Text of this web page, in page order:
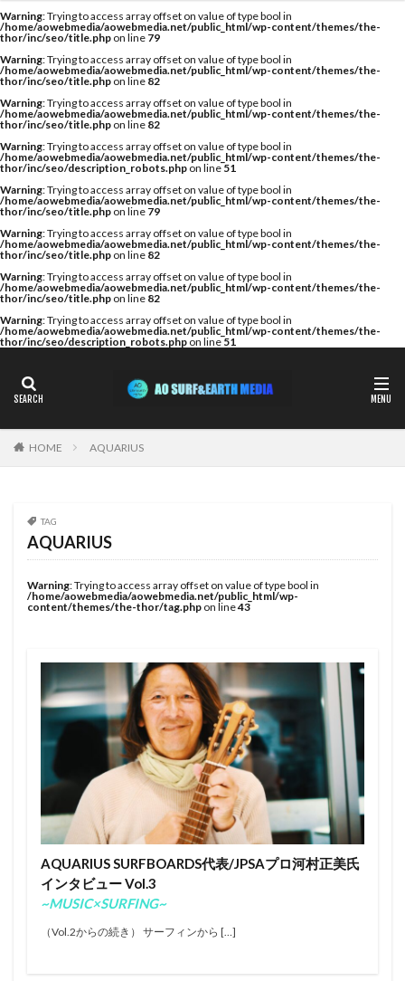
Warning: Trying to access array offset on value of type bool in
/home/aowebmedia/aowebmedia.net/public_html/wp-content/themes/the-
thor/inc/seo/title.php on line 79
Warning: Trying to access array offset on value of type bool in
/home/aowebmedia/aowebmedia.net/public_html/wp-content/themes/the-
thor/inc/seo/title.php on line 82
Warning: Trying to access array offset on value of type bool in
/home/aowebmedia/aowebmedia.net/public_html/wp-content/themes/the-
thor/inc/seo/title.php on line 82
Warning: Trying to access array offset on value of type bool in
/home/aowebmedia/aowebmedia.net/public_html/wp-content/themes/the-
thor/inc/seo/description_robots.php on line51
Warning: Trying to access array offset on value of type bool in
/home/aowebmedia/aowebmedia.net/public_html/wp-content/themes/the-
thor/inc/seo/title.php on line 79
Warning: Trying to access array offset on value of type bool in
/home/aowebmedia/aowebmedia.net/public_html/wp-content/themes/the-
thor/inc/seo/title.php on line 82
Warning: Trying to access array offset on value of type bool in
/home/aowebmedia/aowebmedia.net/public_html/wp-content/themes/the-
thor/inc/seo/title.php on line 82
Warning: Trying to access array offset on value of type bool in
/home/aowebmedia/aowebmedia.net/public_html/wp-content/themes/the-
thor/inc/seo/description_robots.php on line51
HOME AQUARIUS
TAG
AQUARIUS
Warning: Trying to access array offset on value of type bool in
/home/aowebmedia/aowebmedia.net/public_html/wp-
content/themes/the-thor/tag.php on line43
AQUARIUS SURFBOARDS代表/JPSAプロ河村正美氏
インタビュー Vol.3
~MUSIC×SURFING~
（Vol.2からの続き） サーフィンから […]
タグ
A WING AIR AIRTIGHT
AQUARIUS
AQUARIUS SURFBOARDS
AWING
AXXE
BAGUSE
Billabong Bryce Young
Camuy Surfboards
Captains Helm
CHABO
DOVE
Fin Less FIREWIRE
GOTCHA
Harlem Surfboards
HOBIE
HURLEY
HYUGA PRO
Indonesia
ISA World Longboard Championship
Japan Open of Surfing
Java
John John Florence
KILLER SURF
KILLER SURF 宮崎
Krui Pro
Pearth Surfboards
Rockdance
ROXY
S5BAR
Transistor Brand
Tyler Wallen
TYPHOON
US Open
VISSLA
Volcom
WARNER SURFBOARDS
WCL WCT
Y.U YouTube
アウトドア
イザベラ・ニコラス
インタビュー
インドネシア
エアー
オリンピック
オンショア
オンラインコンテスト
カラップフリップ
カラムロブソン
カリッサ・ムーア
カリフォルニア
キャロライン・マークス
キルタイム
クオリファイ